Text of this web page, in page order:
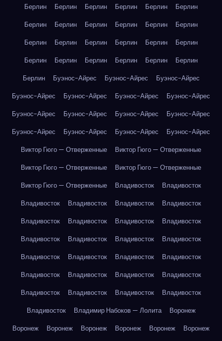
Берлин Берлин Берлин Берлин Берлин
Берлин
Берлин
Берлин Берлин Берлин Берлин
Берлин
Берлин
Берлин Берлин Берлин Берлин
Берлин
Берлин
Берлин Берлин Берлин Берлин
Берлин
Берлин
Буэнос-Айрес Буэнос-Айрес
Буэнос-Айрес
Буэнос-Айрес
Буэнос-Айрес Буэнос-Айрес
Буэнос-Айрес
Буэнос-Айрес
Буэнос-Айрес Буэнос-Айрес
Буэнос-Айрес
Буэнос-Айрес
Буэнос-Айрес Буэнос-Айрес
Буэнос-Айрес
Виктор Гюго — Отверженные
Виктор Гюго — Отверженные
Виктор Гюго — Отверженные
Виктор Гюго — Отверженные
Виктор Гюго — Отверженные
Владивосток
Владивосток
Владивосток
Владивосток Владивосток
Владивосток
Владивосток
Владивосток Владивосток
Владивосток
Владивосток
Владивосток Владивосток
Владивосток
Владивосток
Владивосток Владивосток
Владивосток
Владивосток
Владивосток Владивосток
Владивосток
Владивосток
Владивосток Владивосток
Владивосток
Владивосток
Владимир Набоков — Лолита
Воронеж
Воронеж
Воронеж Воронеж Воронеж Воронеж
Воронеж